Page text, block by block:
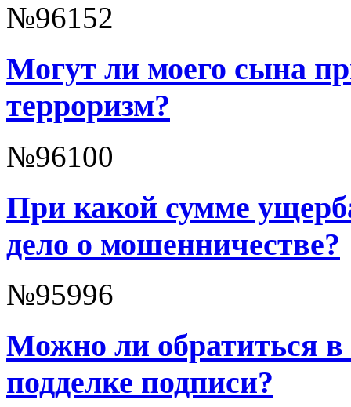
№96152
Могут ли моего сына
терроризм?
№96100
При какой сумме
дело о мошенничестве?
№95996
Можно ли обратиться
подделке подписи?